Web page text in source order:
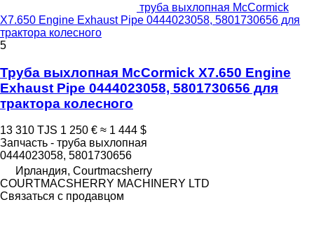
труба выхлопная McCormick
X7.650 Engine Exhaust Pipe 0444023058, 5801730656 для
трактора колесного
5
Труба выхлопная McCormick X7.650 Engine
Exhaust Pipe 0444023058, 5801730656 для
трактора колесного
13 310 TJS 1 250 € ≈ 1 444 $
Запчасть - труба выхлопная
0444023058, 5801730656
Ирландия, Courtmacsherry
COURTMACSHERRY MACHINERY LTD
Связаться с продавцом